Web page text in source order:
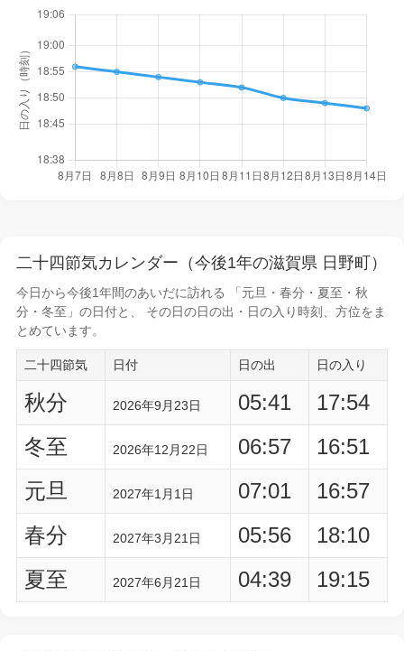
二十四節気カレンダー（今後1年の滋賀県 日野町）
今日から今後1年間のあいだに訪れる 「元旦・春分・夏至・秋
分・冬至」の日付と、 その日の日の出・日の入り時刻
、方位をま
とめています。
二十四節気 日付 日の出 日の入り
秋分 2026年9月23日 05:41
17:54
冬至
2026年12月22日 06:57
16:51
元旦
2027年1月1日 07:01
16:57
春分
2027年3月21日 05:56
18:10
夏至
2027年6月21日 04:39 19:15